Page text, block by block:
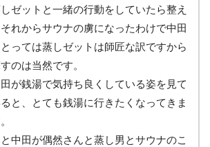
ゼットと一緒の行動をしていたら整え
れからサウナの虜になったわけで中田
っては蒸しゼットは師匠な訳ですから
のは当然です。
が銭湯で気持ち良くしている姿を見て
と、とても銭湯に行きたくなってきま
中田が偶然さんと蒸し男とサウナのこ